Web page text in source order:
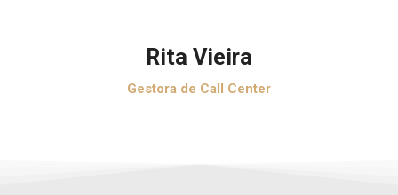
Rita Vieira
Gestora de Call Center